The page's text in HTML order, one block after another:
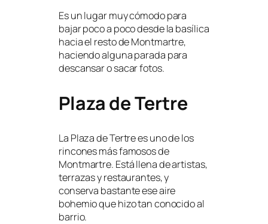
Es un lugar muy cómodo para
bajar poco a poco desde la basílica
hacia el resto de Montmartre,
haciendo alguna parada para
descansar o sacar fotos.
Plaza de Tertre
La Plaza de Tertre es uno de los
rincones más famosos de
Montmartre. Está llena de artistas,
terrazas y restaurantes, y
conserva bastante ese aire
bohemio que hizo tan conocido al
barrio.